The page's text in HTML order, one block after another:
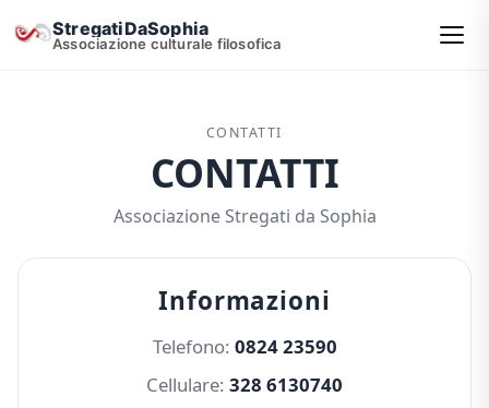
StregatiDaSophia
Associazione culturale filosofica
CONTATTI
CONTATTI
Associazione Stregati da Sophia
Informazioni
Telefono: 0824 23590
Cellulare: 328 6130740